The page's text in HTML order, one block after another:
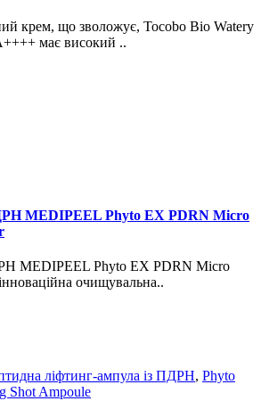
крем, що зволожує, Tocobo Bio Watery
має високий ..
MEDIPEEL Phyto EX PDRN Micro
MEDIPEEL Phyto EX PDRN Micro
очищувальна..
ліфтинг-ампула із ПДРН, Phyto
Shot Ampoule